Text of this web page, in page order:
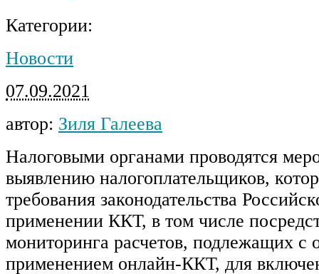
Категории:
Новости
07.09.2021
автор: Зиля Галеева
Налоговыми органами проводятся
выявлению налогоплательщиков,
требования законодательства
применении ККТ, в том числе
мониторинга расчетов, подлежащих с
применением онлайн-ККТ, для